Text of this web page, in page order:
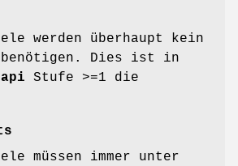
werden überhaupt kein
Dies ist in
Stufe >=1 die
müssen immer unter